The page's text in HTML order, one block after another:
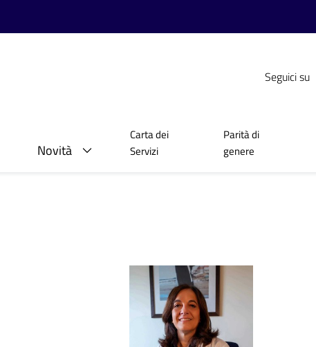
Seguici su
Novità
Carta dei
Servizi
Parità di
genere